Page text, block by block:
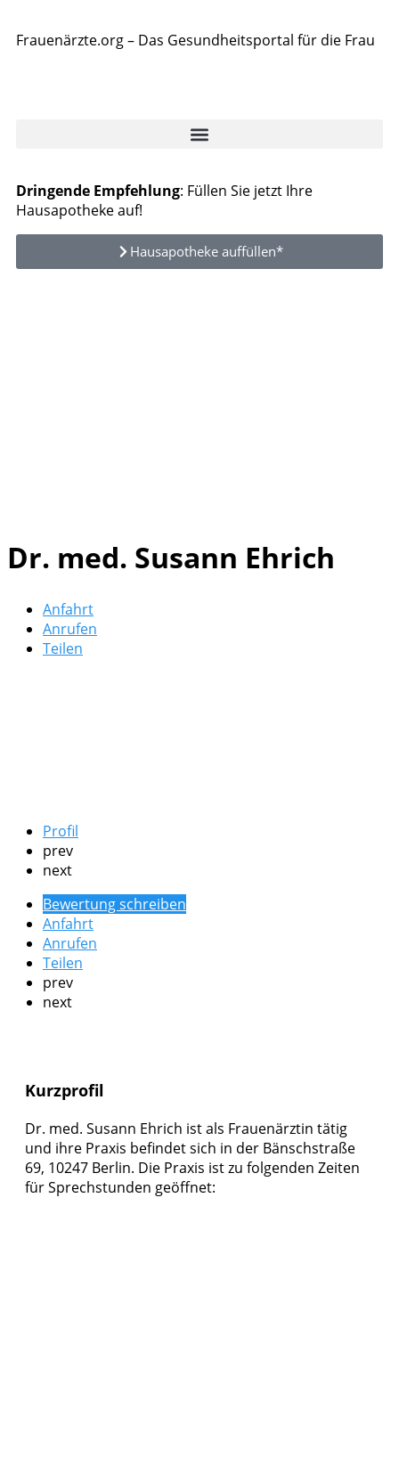
Frauenärzte.org – Das Gesundheitsportal für die Frau
Dringende Empfehlung: Füllen Sie jetzt Ihre
Hausapotheke auf!
Hausapotheke auffüllen*
Dr. med. Susann Ehrich
Anfahrt
Anrufen
Teilen
Profil
prev
next
Bewertung schreiben
Anfahrt
Anrufen
Teilen
prev
next
Kurzprofil
Dr. med. Susann Ehrich ist als Frauenärztin tätig
und ihre Praxis befindet sich in der Bänschstraße
69, 10247 Berlin. Die Praxis ist zu folgenden Zeiten
für Sprechstunden geöffnet: